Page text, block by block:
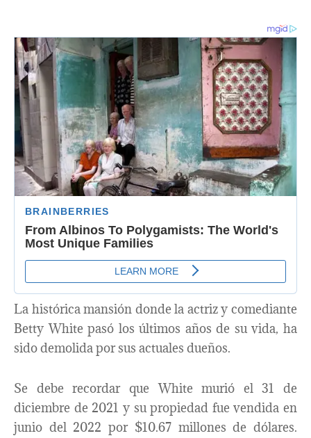
La histórica mansión donde la actriz y comediante
Betty White pasó los últimos años de su vida, ha
sido demolida por sus actuales dueños.
Se debe recordar que White murió el 31 de
diciembre de 2021 y su propiedad fue vendida en
junio del 2022 por $10.67 millones de dólares.